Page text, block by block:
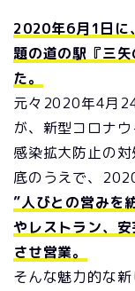
2020年6月1日に
題の道の駅『三
た。
元々2020年4月
が、新型コロナウ
感染拡大防止の
底のうえで、
”人びとの営みを
やレストラン、
させ営業。
そんな魅力的な